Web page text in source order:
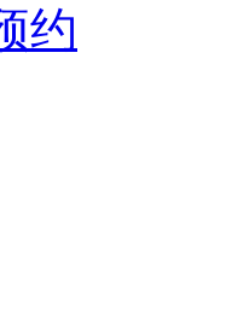
约